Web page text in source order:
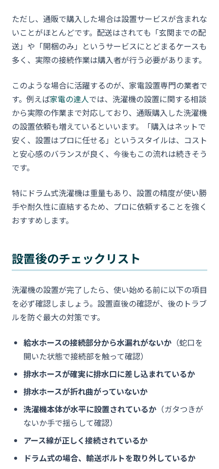
ただし、通販で購入した場合は設置サービスが含まれな
いことがほとんどです。配送はされても「玄関までの配
送」や「開梱のみ」というサービスにとどまるケースも
多く、実際の接続作業は購入者が行う必要があります。
このような場合に活躍するのが、家電設置専門の業者で
す。例えば家電の達人では、洗濯機の設置に関する相談
から実際の作業まで対応しており、通販購入した洗濯機
の設置依頼も増えているといいます。「購入はネットで
安く、設置はプロに任せる」というスタイルは、コスト
と安心感のバランスが良く、今後もこの流れは続きそう
です。
特にドラム式洗濯機は重量もあり、設置の精度が使い勝
手や耐久性に直結するため、プロに依頼することを強く
おすすめします。
設置後のチェックリスト
洗濯機の設置が完了したら、使い始める前に以下の項目
を必ず確認しましょう。設置直後の確認が、後のトラブ
ルを防ぐ最大の対策です。
給水ホースの接続部分から水漏れがないか （蛇口を
開いた状態で接続部を触って確認）
排水ホースが確実に排水口に差し込まれているか
排水ホースが折れ曲がっていないか
洗濯機本体が水平に設置されているか （ガタつきが
ないか手で揺らして確認）
アース線が正しく接続されているか
ドラム式の場合、輸送ボルトを取り外しているか